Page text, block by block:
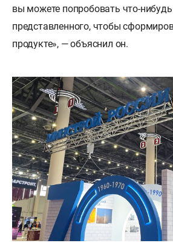
вы можете попробовать что-
представленного, чтобы
продукте», — объяснил он.